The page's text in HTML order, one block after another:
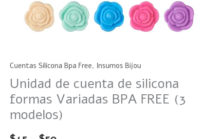
Cuentas Silicona Bpa Free, Insumos Bijou
Unidad de cuenta de silicona
formas Variadas BPA FREE (3
modelos)